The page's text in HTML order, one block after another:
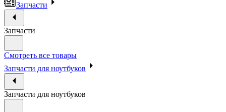
Запчасти
Запчасти
Смотреть все товары
Запчасти для ноутбуков
Запчасти для ноутбуков